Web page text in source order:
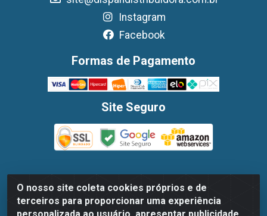
O nosso site coleta cookies próprios e de
terceiros para proporcionar uma experiência
Instagram
Facebook
Formas de Pagamento
Site Seguro
Dispan Distribuidora de Alimentos LTDA - Avenida
Marechal Mascarenhas De Moraes, 1048- Imbiribeira,